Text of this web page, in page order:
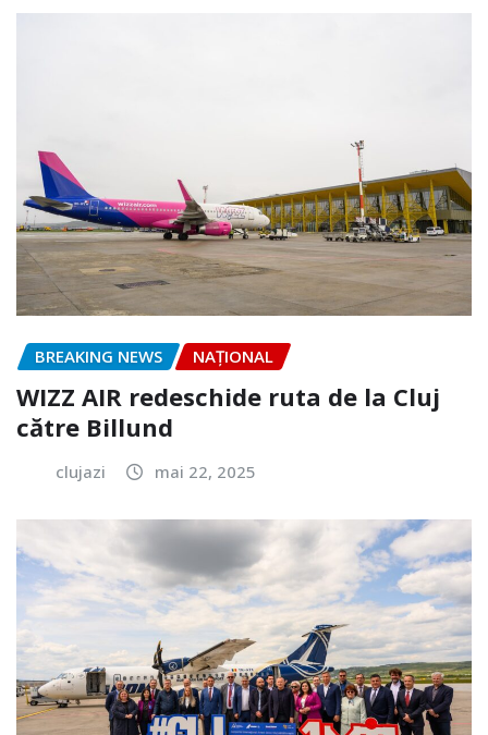
BREAKING NEWS NAŢIONAL
WIZZ AIR redeschide ruta de la Cluj
către Billund
clujazi mai 22, 2025